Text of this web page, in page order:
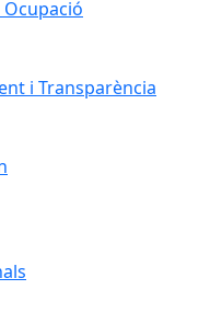
i Transparència